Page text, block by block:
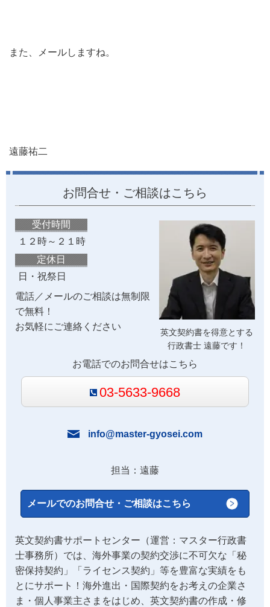
また、メールしますね。
遠藤祐二
お問合せ・ご相談はこちら
英文契約書を得意とする
行政書士 遠藤です！
受付時間
１２時～２１時
定休日
日・祝祭日
電話／メールのご相談は無制限
で無料！
お気軽にご連絡ください
お電話でのお問合せはこちら
03-5633-9668
info@master-gyosei.com
担当：遠藤
メールでのお問合せ・ご相談はこちら
英文契約書サポートセンター（運営：マスター行政書
士事務所）では、海外事業の契約交渉に不可欠な「秘
密保持契約」「ライセンス契約」等を豊富な実績をも
とにサポート！海外進出・国際契約をお考えの企業さ
ま・個人事業主さまをはじめ、英文契約書の作成・修